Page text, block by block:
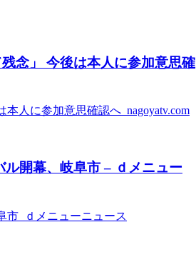
念」 今後は本人に参加意思確
人に参加意思確認へ nagoyatv.com
開幕、岐阜市 – ｄメニュー
市 ｄメニューニュース